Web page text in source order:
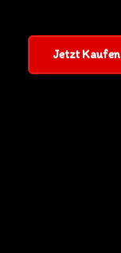
Jetzt Kaufen